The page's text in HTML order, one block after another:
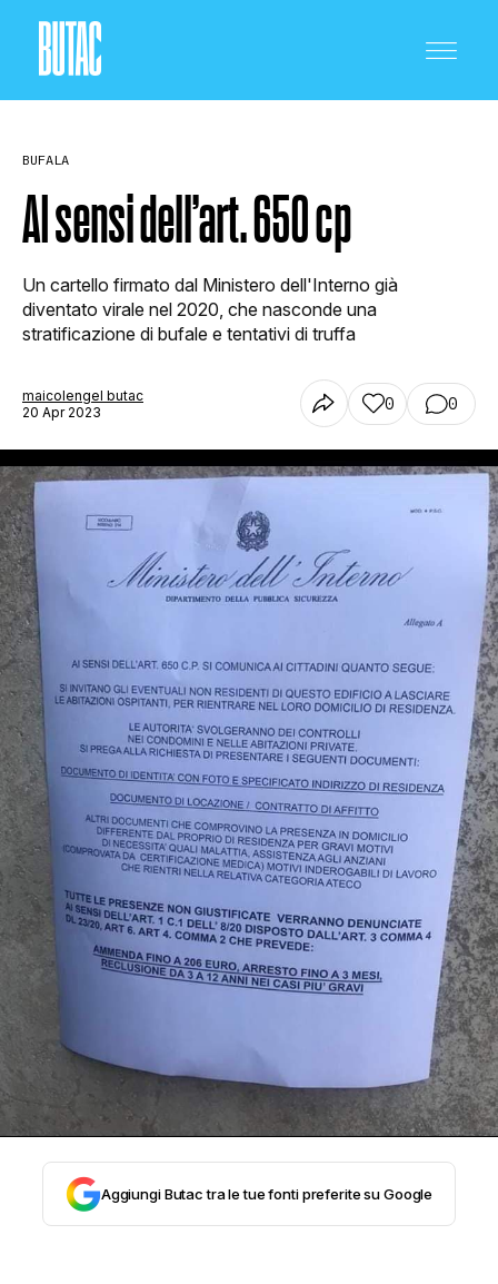
CRONACA E POLITICA
SALUTE E MEDICINA
STORIA E CITAZIONI
INTRATTENIMENTO
COMPLOTTI, LEGGENDE URBANE ED
EVERGREEN
EDITORIALI
TRUFFE E SOCIAL NETWORK
CONTATTI
CHI SIAMO
BUFALA
AI sensi dell’art. 650 cp
Un cartello firmato dal Ministero dell'Interno già
diventato virale nel 2020, che nasconde una
stratificazione di bufale e tentativi di truffa
maicolengel butac
20 Apr 2023
0 0
Aggiungi Butac tra le tue fonti preferite su Google